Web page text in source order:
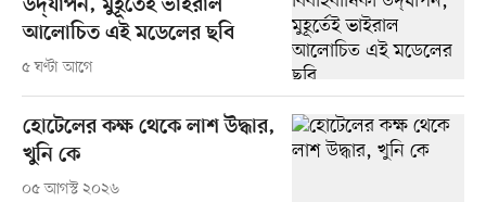
উদ্‌যাপন, মুহূর্তেই ভাইরাল
আলোচিত এই মডেলের ছবি
৫ ঘণ্টা আগে
হোটেলের কক্ষ থেকে লাশ উদ্ধার,
খুনি কে
০৫ আগস্ট ২০২৬